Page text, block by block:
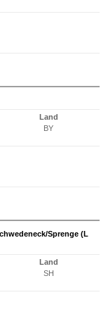
Land
BY
Sprenge (L
Land
SH